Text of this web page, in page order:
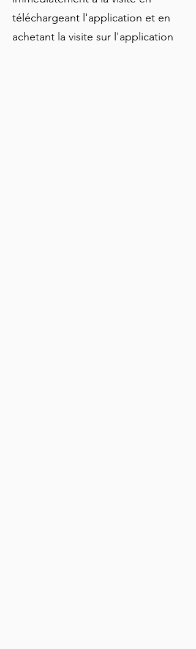
construite, détruite puis reconstruite,
sans vous presser.
téléchargeant l'application et en
achetant la visite sur l'application